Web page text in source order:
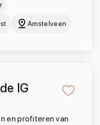
Amstelveen
IG
en profiteren van